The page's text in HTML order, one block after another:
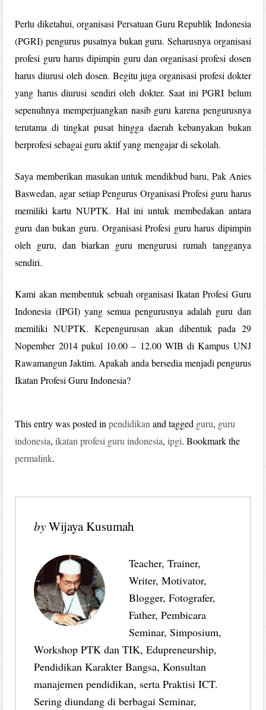
Perlu diketahui, organisasi Persatuan Guru Republik Indonesia
(PGRI) pengurus pusatnya bukan guru. Seharusnya organisasi
profesi guru harus dipimpin guru dan organisasi profesi dosen
harus diurusi oleh dosen. Begitu juga organisasi profesi dokter
yang harus diurusi sendiri oleh dokter. Saat ini PGRI belum
sepenuhnya memperjuangkan nasib guru karena pengurusnya
terutama di tingkat pusat hingga daerah kebanyakan bukan
berprofesi sebagai guru aktif yang mengajar di sekolah.
Saya memberikan masukan untuk mendikbud baru, Pak Anies
Baswedan, agar setiap Pengurus Organisasi Profesi guru harus
memiliki kartu NUPTK. Hal ini untuk membedakan antara
guru dan bukan guru. Organisasi Profesi guru harus dipimpin
oleh guru, dan biarkan guru mengurusi rumah tangganya
sendiri.
Kami akan membentuk sebuah organisasi Ikatan Profesi Guru
Indonesia (IPGI) yang semua pengurusnya adalah guru dan
memiliki NUPTK. Kepengurusan akan dibentuk pada 29
Nopember 2014 pukul 10.00 – 12.00 WIB di Kampus UNJ
Rawamangun Jaktim. Apakah anda bersedia menjadi pengurus
Ikatan Profesi Guru Indonesia?
This entry was posted inpendidikan and tagged guru, guru
indonesia,ikatan profesi guru indonesia,ipgi. Bookmark the
permalink.
byWijaya Kusumah
Teacher, Trainer,
Writer, Motivator,
Blogger, Fotografer,
Father, Pembicara
Seminar, Simposium,
Workshop PTK dan TIK, Edupreneurship,
Pendidikan Karakter Bangsa, Konsultan
manajemen pendidikan, serta Praktisi ICT.
Sering diundang di berbagai Seminar,